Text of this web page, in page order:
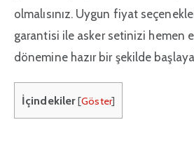
olmalısınız. Uygun fiyat
garantisi ile asker setinizi hemen
dönemine hazır bir şekilde
İçindekiler [Göster]